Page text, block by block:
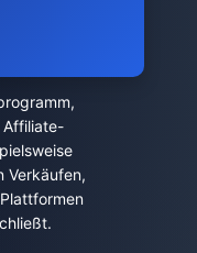
Affiliate-
Verkäufen,